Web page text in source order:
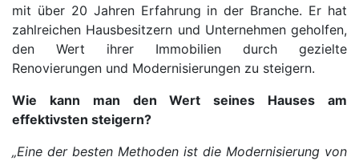
mit über 20 Jahren Erfahrung in der Branche. Er hat
zahlreichen Hausbesitzern und Unternehmen geholfen,
den Wert ihrer Immobilien durch gezielte
Renovierungen und Modernisierungen zu steigern.
Wie kann man den Wert seines Hauses am
effektivsten steigern?
„Eine der besten Methoden ist die Modernisierung von